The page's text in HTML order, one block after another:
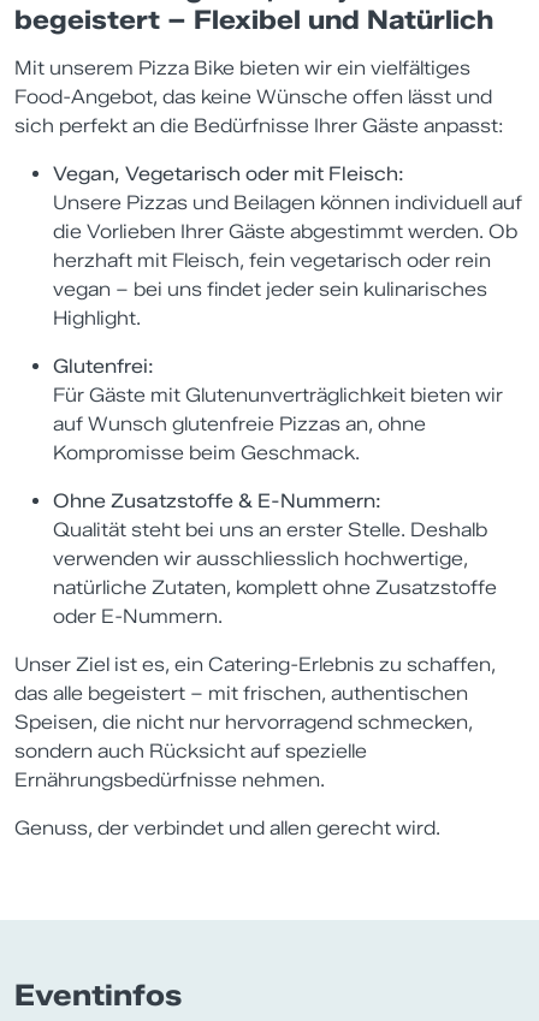
begeistert – Flexibel und Natürlich
Mit unserem Pizza Bike bieten wir ein vielfältiges
Food-Angebot, das keine Wünsche offen lässt und
sich perfekt an die Bedürfnisse Ihrer Gäste anpasst:
Vegan, Vegetarisch oder mit Fleisch:
Unsere Pizzas und Beilagen können individuell auf
die Vorlieben Ihrer Gäste abgestimmt werden. Ob
herzhaft mit Fleisch, fein vegetarisch oder rein
vegan – bei uns findet jeder sein kulinarisches
Highlight.
Glutenfrei:
Für Gäste mit Glutenunverträglichkeit bieten wir
auf Wunsch glutenfreie Pizzas an, ohne
Kompromisse beim Geschmack.
Ohne Zusatzstoffe & E-Nummern:
Qualität steht bei uns an erster Stelle. Deshalb
verwenden wir ausschliesslich hochwertige,
natürliche Zutaten, komplett ohne Zusatzstoffe
oder E-Nummern.
Unser Ziel ist es, ein Catering-Erlebnis zu schaffen,
das alle begeistert – mit frischen, authentischen
Speisen, die nicht nur hervorragend schmecken,
sondern auch Rücksicht auf spezielle
Ernährungsbedürfnisse nehmen.
Genuss, der verbindet und allen gerecht wird.
Eventinfos